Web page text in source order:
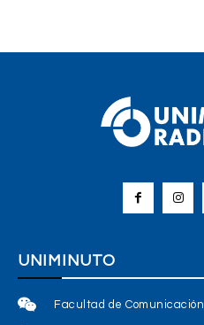
UNIMINUTO
Facultad de Comunicación